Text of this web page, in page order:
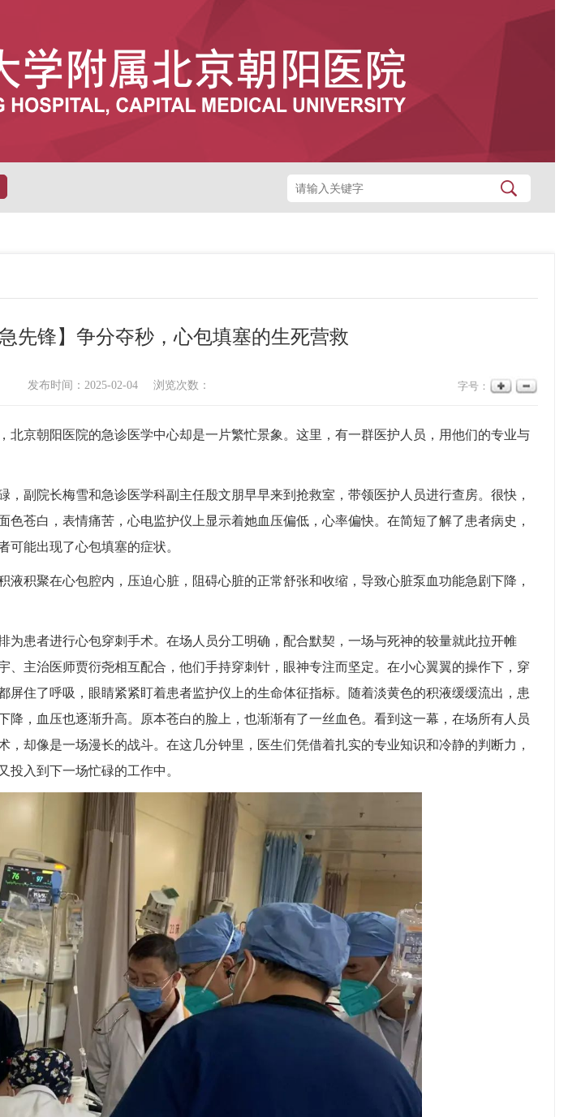
急先锋】争分夺秒，心包填塞的生死营救
发布时间：2025-02-04 浏览次数： 字号：
北京朝阳医院的急诊医学中心却是一片繁忙景象。这里，有一群医护人员，用他们的专业与
，副院长梅雪和急诊医学科副主任殷文朋早早来到抢救室，带领医护人员进行查房。很快，
色苍白，表情痛苦，心电监护仪上显示着她血压偏低，心率偏快。在简短了解了患者病史，
可能出现了心包填塞的症状。
积聚在心包腔内，压迫心脏，阻碍心脏的正常舒张和收缩，导致心脏泵血功能急剧下降，
为患者进行心包穿刺手术。在场人员分工明确，配合默契，一场与死神的较量就此拉开帷
、主治医师贾衍尧相互配合，他们手持穿刺针，眼神专注而坚定。在小心翼翼的操作下，穿
屏住了呼吸，眼睛紧紧盯着患者监护仪上的生命体征指标。随着淡黄色的积液缓缓流出，患
降，血压也逐渐升高。原本苍白的脸上，也渐渐有了一丝血色。看到这一幕，在场所有人员
却像是一场漫长的战斗。在这几分钟里，医生们凭借着扎实的专业知识和冷静的判断力，
投入到下一场忙碌的工作中。